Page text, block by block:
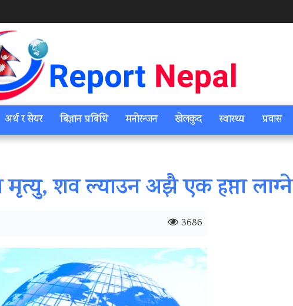
अर्थ र सेयर बिज्ञान प्रबिधि मनोरन्जन खेलकुद स्वास्थ्य प्रवास
मृत्यु, शव ल्याउन अझै एक हप्ता लाग्‍ने
3686